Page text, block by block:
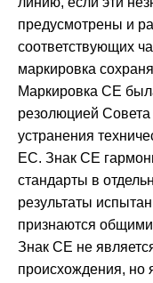
предусмотрены и
соответствующих
маркировка
Маркировка CE
резолюцией
устранения
ЕС. Знак CE
стандарты в
результаты
признаются
Знак CE не
происхождения, но